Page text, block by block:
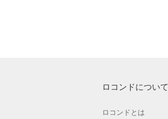
ロコンドについて
ロコンドとは